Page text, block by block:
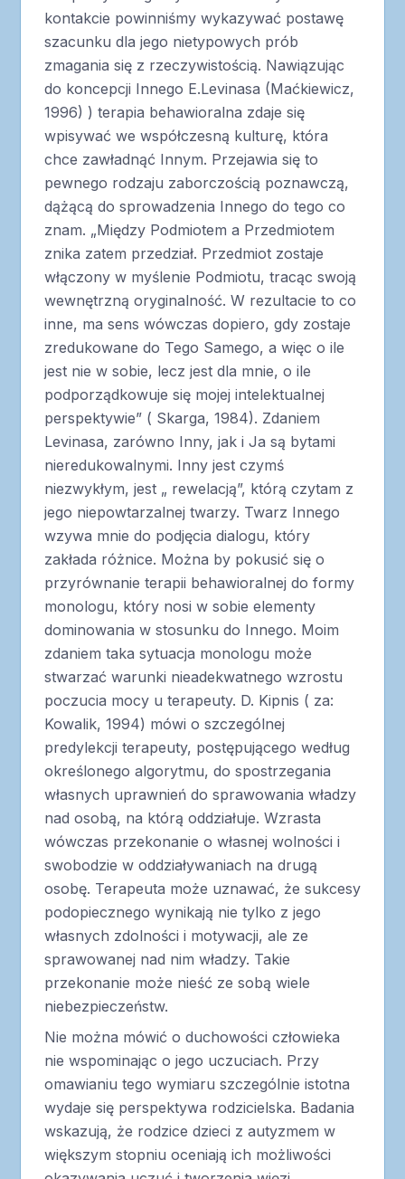
kontakcie powinniśmy wykazywać postawę
szacunku dla jego nietypowych prób
zmagania się z rzeczywistością. Nawiązując
do koncepcji Innego E.Levinasa (Maćkiewicz,
1996) ) terapia behawioralna zdaje się
wpisywać we współczesną kulturę, która
chce zawładnąć Innym. Przejawia się to
pewnego rodzaju zaborczością poznawczą,
dążącą do sprowadzenia Innego do tego co
znam. „Między Podmiotem a Przedmiotem
znika zatem przedział. Przedmiot zostaje
włączony w myślenie Podmiotu, tracąc swoją
wewnętrzną oryginalność. W rezultacie to co
inne, ma sens wówczas dopiero, gdy zostaje
zredukowane do Tego Samego, a więc o ile
jest nie w sobie, lecz jest dla mnie, o ile
podporządkowuje się mojej intelektualnej
perspektywie” ( Skarga, 1984). Zdaniem
Levinasa, zarówno Inny, jak i Ja są bytami
nieredukowalnymi. Inny jest czymś
niezwykłym, jest „ rewelacją”, którą czytam z
jego niepowtarzalnej twarzy. Twarz Innego
wzywa mnie do podjęcia dialogu, który
zakłada różnice. Można by pokusić się o
przyrównanie terapii behawioralnej do formy
monologu, który nosi w sobie elementy
dominowania w stosunku do Innego. Moim
zdaniem taka sytuacja monologu może
stwarzać warunki nieadekwatnego wzrostu
poczucia mocy u terapeuty. D. Kipnis ( za:
Kowalik, 1994) mówi o szczególnej
predylekcji terapeuty, postępującego według
określonego algorytmu, do spostrzegania
własnych uprawnień do sprawowania władzy
nad osobą, na którą oddziałuje. Wzrasta
wówczas przekonanie o własnej wolności i
swobodzie w oddziaływaniach na drugą
osobę. Terapeuta może uznawać, że sukcesy
podopiecznego wynikają nie tylko z jego
własnych zdolności i motywacji, ale ze
sprawowanej nad nim władzy. Takie
przekonanie może nieść ze sobą wiele
niebezpieczeństw.
Nie można mówić o duchowości człowieka
nie wspominając o jego uczuciach. Przy
omawianiu tego wymiaru szczególnie istotna
wydaje się perspektywa rodzicielska. Badania
wskazują, że rodzice dzieci z autyzmem w
większym stopniu oceniają ich możliwości